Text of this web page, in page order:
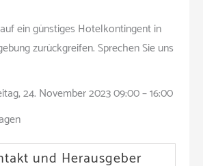
ein günstiges Hotelkontingent in
zurückgreifen. Sprechen Sie uns
24. November 2023 09:00 – 16:00
und Herausgeber